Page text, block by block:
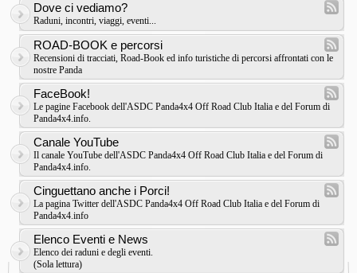
Dove ci vediamo?
Raduni, incontri, viaggi, eventi...
ROAD-BOOK e percorsi
Recensioni di tracciati, Road-Book ed info turistiche di percorsi affrontati con le
nostre Panda
FaceBook!
Le pagine Facebook dell'ASDC Panda4x4 Off Road Club Italia e del Forum di
Panda4x4.info.
Canale YouTube
Il canale YouTube dell'ASDC Panda4x4 Off Road Club Italia e del Forum di
Panda4x4.info.
Cinguettano anche i Porci!
La pagina Twitter dell'ASDC Panda4x4 Off Road Club Italia e del Forum di
Panda4x4.info
Elenco Eventi e News
Elenco dei raduni e degli eventi.
(Sola lettura)